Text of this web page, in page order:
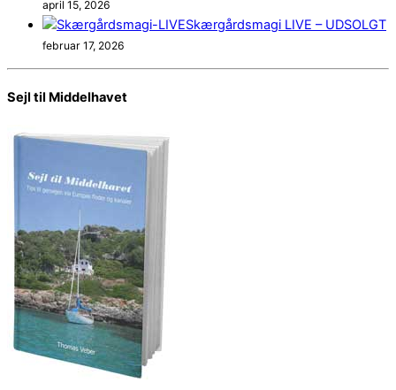
april 15, 2026
Skærgårdsmagi LIVE – UDSOLGT
februar 17, 2026
Sejl til Middelhavet